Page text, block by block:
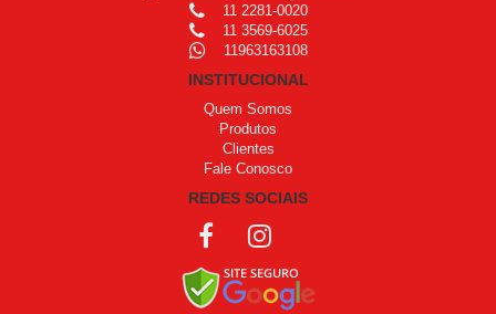
11 2281-0020
11 3569-6025
11963163108
INSTITUCIONAL
Quem Somos
Produtos
Clientes
Fale Conosco
REDES SOCIAIS